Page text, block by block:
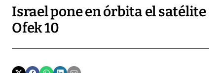
Israel pone en órbita el satélite
Ofek 10